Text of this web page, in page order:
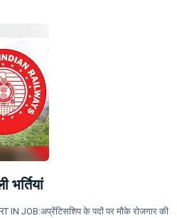
भर्तियां
IN JOB:अप्रेंटिसशिप के पदों पर मौके रोजगार की